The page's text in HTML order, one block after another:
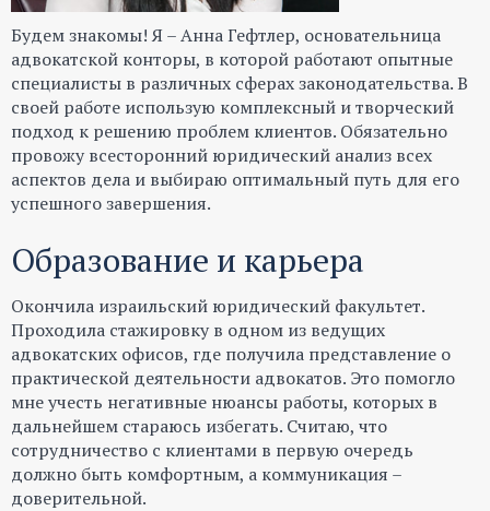
Будем знакомы! Я – Анна Гефтлер, основательница
адвокатской конторы, в которой работают опытные
специалисты в различных сферах законодательства. В
своей работе использую комплексный и творческий
подход к решению проблем клиентов. Обязательно
провожу всесторонний юридический анализ всех
аспектов дела и выбираю оптимальный путь для его
успешного завершения.
Образование и карьера
Окончила израильский юридический факультет.
Проходила стажировку в одном из ведущих
адвокатских офисов, где получила представление о
практической деятельности адвокатов. Это помогло
мне учесть негативные нюансы работы, которых в
дальнейшем стараюсь избегать. Считаю, что
сотрудничество с клиентами в первую очередь
должно быть комфортным, а коммуникация –
доверительной.